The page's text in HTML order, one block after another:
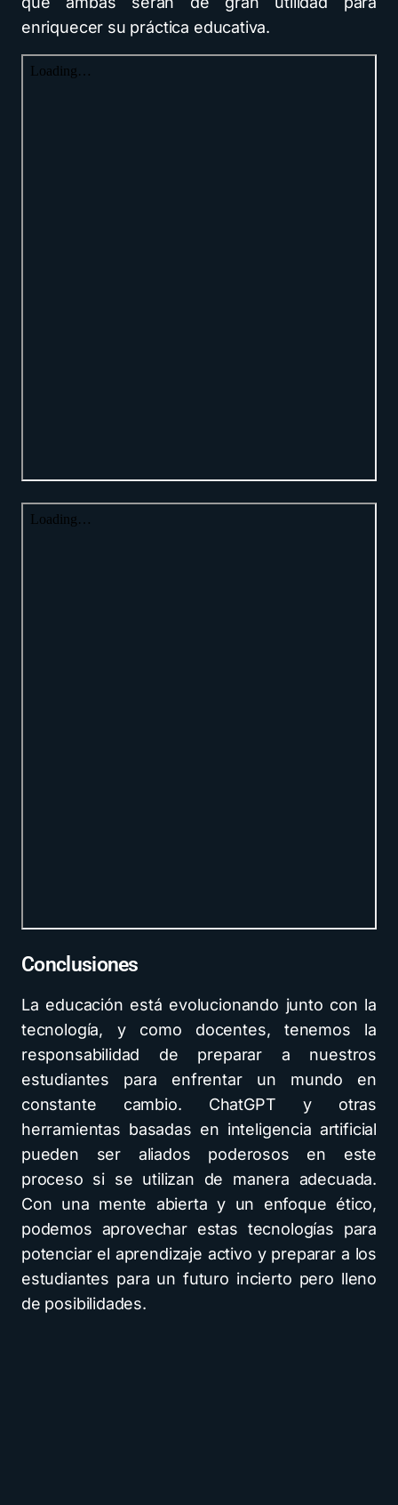
enriquecer su práctica educativa.
Conclusiones
La educación está evolucionando junto con la
tecnología, y como docentes, tenemos la
responsabilidad de preparar a nuestros
estudiantes para enfrentar un mundo en
constante cambio. ChatGPT y otras
herramientas basadas en inteligencia artificial
pueden ser aliados poderosos en este
proceso si se utilizan de manera adecuada.
Con una mente abierta y un enfoque ético,
podemos aprovechar estas tecnologías para
potenciar el aprendizaje activo y preparar a los
estudiantes para un futuro incierto pero lleno
de posibilidades.